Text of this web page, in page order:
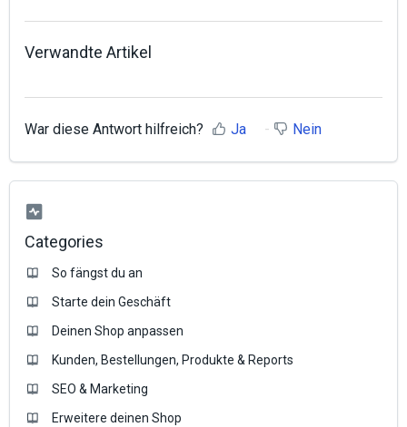
Verwandte Artikel
War diese Antwort hilfreich? Ja Nein
Categories
So fängst du an
Starte dein Geschäft
Deinen Shop anpassen
Kunden, Bestellungen, Produkte & Reports
SEO & Marketing
Erweitere deinen Shop